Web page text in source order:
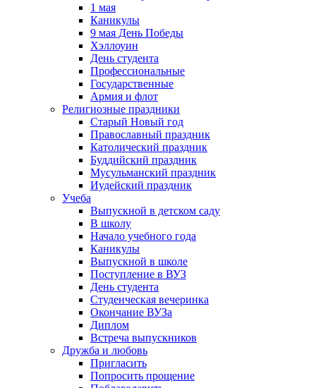
1 мая
Каникулы
9 мая День Победы
Хэллоуин
День студента
Профессиональные
Государственные
Армия и флот
Религиозные праздники
Старый Новый год
Православный праздник
Католический праздник
Буддийский праздник
Мусульманский праздник
Иудейский праздник
Учеба
Выпускной в детском саду
В школу
Начало учебного года
Каникулы
Выпускной в школе
Поступление в ВУЗ
День студента
Студенческая вечеринка
Окончание ВУЗа
Диплом
Встреча выпускников
Дружба и любовь
Пригласить
Попросить прощение